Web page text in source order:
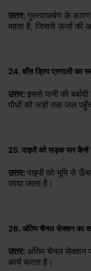
उत्तर: गुरुत्वाकर्षण के
बहता है, जिससे ऊर्जा की
24. बाँस ड्रिप प्रणाली का
उत्तर: इससे पानी की
पौधों की जड़ों तक जल
25. पाइपों को सड़क पार कैसे
उत्तर: पाइपों को भूमि से
जाया जाता है।
26. अंतिम चैनल सेक्शन का
उत्तर: अंतिम चैनल सेक्शन
कार्य करता है।